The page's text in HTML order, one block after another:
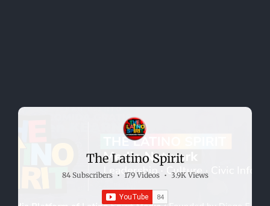
The Latino Spirit
84 Subscribers • 179 Videos • 3.9K Views